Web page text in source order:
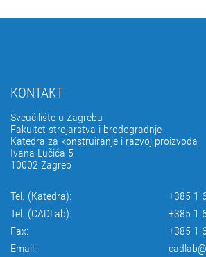
KONTAKT
Sveučilište u Zagrebu
Fakultet strojarstva i brodogradnje
Katedra za konstruiranje i razvoj proizvoda
Ivana Lučića 5
10002 Zagreb
Tel. (Katedra):
+385 1
Tel. (CADLab):
+385 1
Fax:
+385 1
Email: